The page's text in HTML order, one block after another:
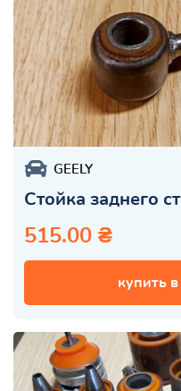
GEELY
Стойка заднего
515.00 ₴
купить